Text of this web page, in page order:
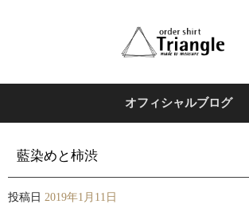
オフィシャルブログ
藍染めと柿渋
投稿日 2019年1月11日